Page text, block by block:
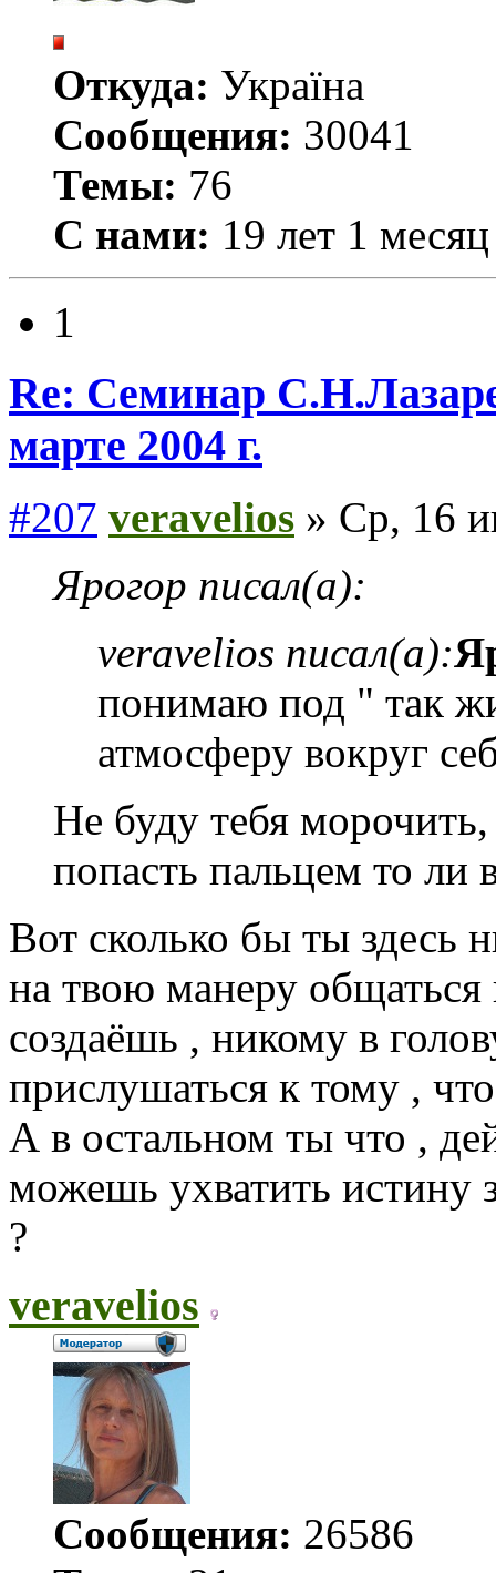
Откуда: Україна
Сообщения: 30041
Темы: 76
С нами: 19 лет 1 месяц
1
Re: Семинар
марте 2004 г.
#207 veravelios » Ср, 16
Ярогор писал(а):
veravelios писал(а):
понимаю под " так
атмосферу вокруг
Не буду тебя
попасть пальцем то ли
Вот сколько бы ты здесь
на твою манеру
создаёшь , никому в
прислушаться к тому ,
А в остальном ты что ,
можешь ухватить истину
?
veravelios
Сообщения: 26586